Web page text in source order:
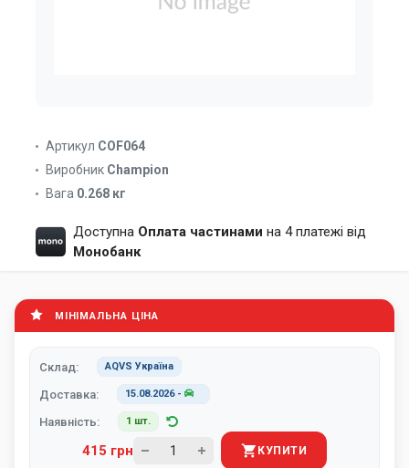
Артикул COF064
Виробник Champion
Вага 0.268 кг
Доступна Оплата частинами на 4 платежі від
Монобанк
МІНІМАЛЬНА ЦІНА
Склад: AQVS Україна
Доставка: 15.08.2026-
Наявність: 1 шт.
415 грн КУПИТИ